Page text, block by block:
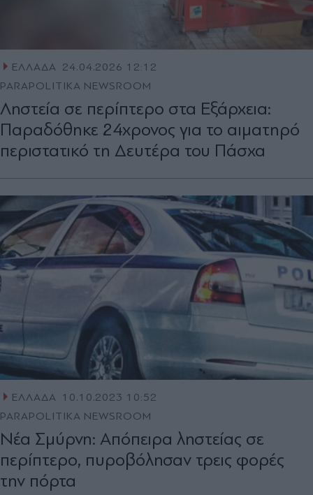
ΕΛΛΑΔΑ
24.04.2026 12:12
PARAPOLITIKA NEWSROOM
Ληστεία σε περίπτερο στα Εξάρχεια:
Παραδόθηκε 24χρονος για το αιματηρό
περιστατικό τη Δευτέρα του Πάσχα
ΕΛΛΑΔΑ 10.10.2023 10:52
PARAPOLITIKA NEWSROOM
Νέα Σμύρνη: Απόπειρα ληστείας σε
περίπτερο, πυροβόλησαν τρεις φορές
την πόρτα